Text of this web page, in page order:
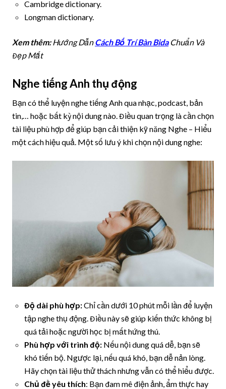
Cambridge dictionary.
Longman dictionary.
Xem thêm:Hướng Dẫn Cách Bố Trí Bàn BidaChuẩn Và
Đẹp Mắt
Nghe tiếng Anh thụ động
Bạn có thể luyện nghe tiếng Anh qua nhạc, podcast, bản
tin,… hoặc bất kỳ nội dung nào. Điều quan trọng là cần chọn
tài liệu phù hợp để giúp bạn cải thiện kỹ năng Nghe – Hiểu
một cách hiệu quả. Một số lưu ý khi chọn nội dung nghe:
Độ dài phù hợp:Chỉ cần dưới 10 phút mỗi lần để luyện
tập nghe thụ động. Điều này sẽ giúp kiến thức không bị
quá tải hoặc người học bị mất hứng thú.
Phù hợp với trình độ: Nếu nội dung quá dễ, bạn sẽ
khó tiến bộ. Ngược lại, nếu quá khó, bạn dễ nản lòng.
Hãy chọn tài liệu thử thách nhưng vẫn có thể hiểu được.
Chủ đề yêu thích: Bạn đam mê điện ảnh, ẩm thực hay